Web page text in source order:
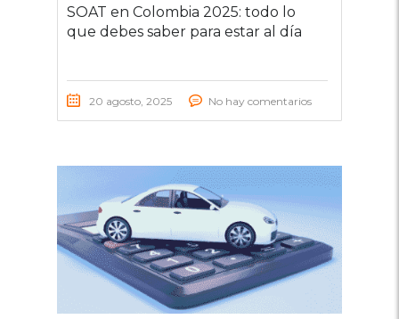
SOAT en Colombia 2025: todo lo
que debes saber para estar al día
20 agosto, 2025 No hay comentarios